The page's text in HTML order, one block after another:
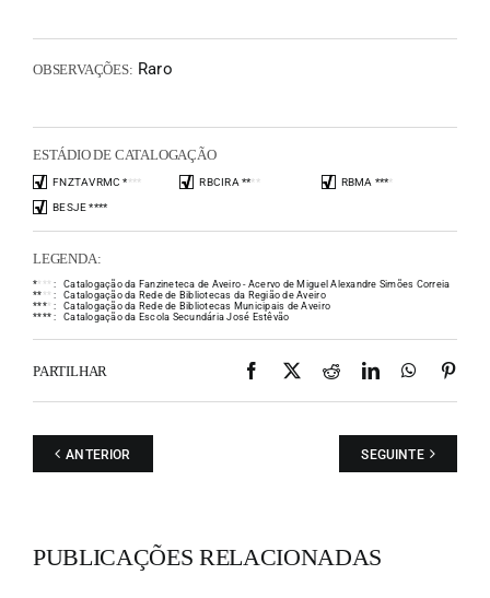
OBSERVAÇÕES: Raro
ESTÁDIO DE CATALOGAÇÃO
FNZTAVRMC **** RBCIRA **** RBMA ****
BESJE ****
LEGENDA:
** * * :
Catalogação da Fanzineteca de Aveiro - Acervo de Miguel Alexandre Simões Correia
** * * :
Catalogação da Rede de Bibliotecas da Região de Aveiro
**** :
Catalogação da Rede de Bibliotecas Municipais de Aveiro
**** : Catalogação da Escola Secundária José Estêvão
PARTILHAR Facebook
X RedditLinkedIn
ANTERIOR SEGUINTE
PUBLICAÇÕES RELACIONADAS